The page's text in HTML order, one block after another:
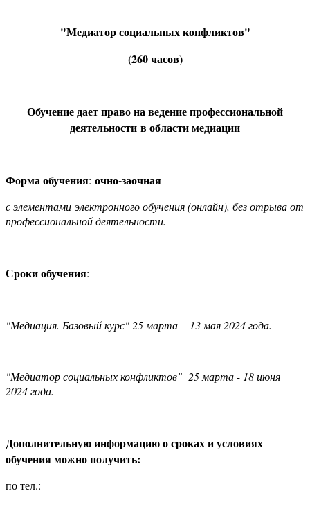
"Медиатор социальных конфликтов"
(260 часов)
Обучение дает право на ведение профессиональной
деятельности в области медиации
Форма обучения: очно-заочная
с элементами электронного обучения (онлайн), без отрыва от
профессиональной деятельности.
Сроки обучения:
"Медиация. Базовый курс" 25 марта – 13 мая 2024 года.
"Медиатор социальных конфликтов" 25 марта - 18 июня
2024 года.
Дополнительную информацию о сроках и условиях
обучения можно получить:
по тел.: